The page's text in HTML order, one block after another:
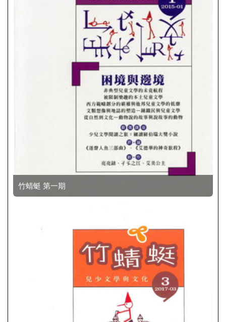
竹蜻蜓 第一期